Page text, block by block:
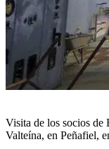
Visita de los socios de
Valteína, en Peñafiel,